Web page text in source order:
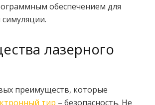
обеспечением для
лазерного
преимуществ, которые
тир – безопасность. Не